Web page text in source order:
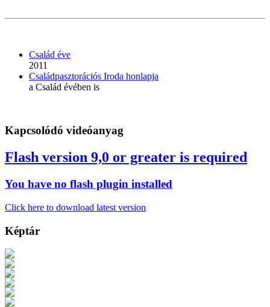
Család éve
2011
Családpasztorációs Iroda honlapja
a Család évében is
Kapcsolódó videóanyag
Flash version 9,0 or greater is required
You have no flash plugin installed
Click here to download latest version
Képtár